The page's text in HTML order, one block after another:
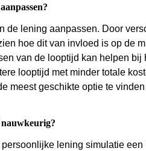
de lening aanpassen. Door
hoe dit van invloed is op de
van de looptijd kan helpen bij
looptijd met minder totale
meest geschikte optie te
lening simulatie